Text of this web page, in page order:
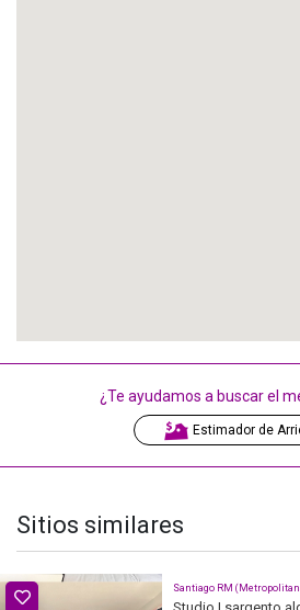
Para disfrutar al máximo del entorno
- Salón de eventos
- Lavandería común
- Acceso a internet
- Agua potable
- Gas natural
¿Te ayudamos a buscar el
Estimador de
Sitios similares
Santiago RM